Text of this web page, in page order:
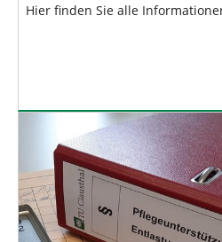
Hier finden Sie alle